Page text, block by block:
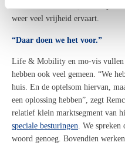
weer veel vrijheid ervaart.
“Daar doen we het voor.”
Life & Mobility en mo-vis vullen
hebben ook veel gemeen. “We
huis. En de optelsom hiervan,
een oplossing hebben” zegt
relatief klein marktsegment van
speciale besturingen . We
woord genoeg. Bovendien